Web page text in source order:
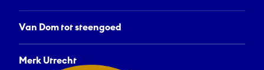
Van Dom tot steengoed
Merk Utrecht